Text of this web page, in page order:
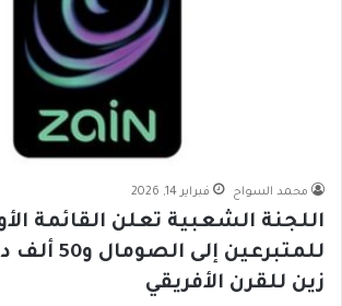
محمد السواح فبراير 14, 2026
اللجنة الشعبية تعلن القائمة
للمتبرعين
زين للقرن الأفريقي